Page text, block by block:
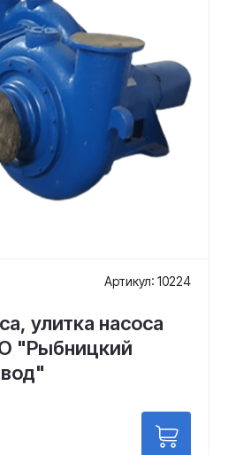
Артикул: 10224
улитка насоса
"Рыбницкий